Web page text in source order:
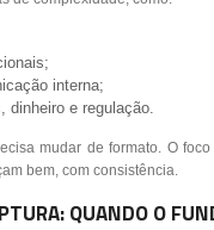
interna;
dinheiro e regulação.
mudar de formato. O
bem, com consistência.
QUANDO O